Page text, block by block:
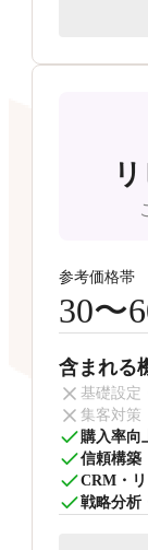
参考価格帯
30〜
含まれる
基礎設定
集客対策
購入率向
信頼構築
CRM・
戦略分析